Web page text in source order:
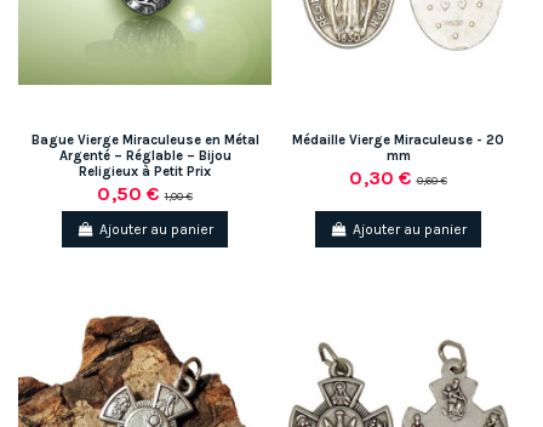
Bague Vierge Miraculeuse en Métal
Argenté – Réglable – Bijou
Religieux à Petit Prix
0,50 €1,00 €
Ajouter au panier
Médaille Vierge Miraculeuse - 20
mm
0,30 €0,60 €
Ajouter au panier